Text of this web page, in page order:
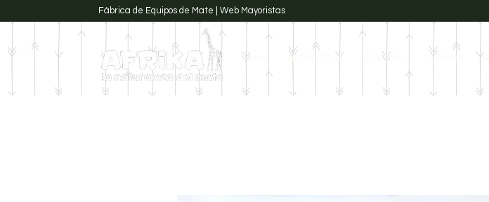
Fábrica de Equipos de Mate | Web Mayoristas
Inicio PRODUCTOS BOLSOS COMBOS